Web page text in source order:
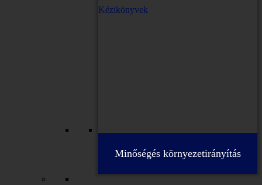
Kézikönyvek
Minőségés környezetirányítás